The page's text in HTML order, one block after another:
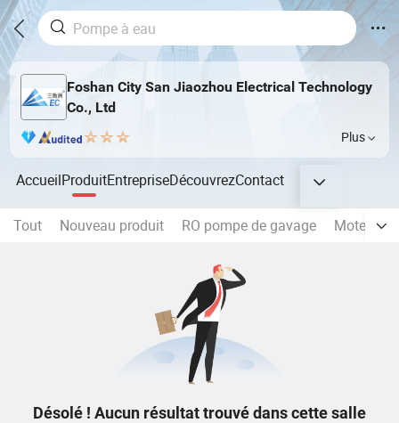
Foshan City San Jiaozhou Electrical Technology
Co., Ltd
Plus
AccueilProduitEntrepriseDécouvrezContact
Tout Nouveau produit RO pompe de gavage Moteur
Désolé ! Aucun résultat trouvé dans cette salle